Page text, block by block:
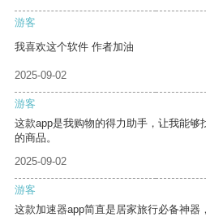
游客
我喜欢这个软件 作者加油
2025-09-02
游客
这款app是我购物的得力助手，让我能够
的商品。
2025-09-02
游客
这款加速器app简直是居家旅行必备神器